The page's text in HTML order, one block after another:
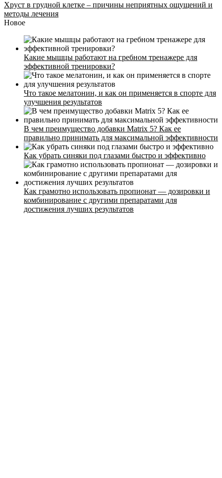
Хруст в грудной клетке – причины неприятных ощущений и
методы лечения
Новое
Какие мышцы работают на гребном тренажере для
эффективной тренировки?
Что такое мелатонин, и как он применяется в спорте для
улучшения результатов
В чем преимущество добавки Matrix 5? Как ее
правильно принимать для максимальной эффективности
Как убрать синяки под глазами быстро и эффективно
Как грамотно использовать пропионат — дозировки и
комбинирование с другими препаратами для
достижения лучших результатов
Стоимость
Расписание
Тренеры
Контакты